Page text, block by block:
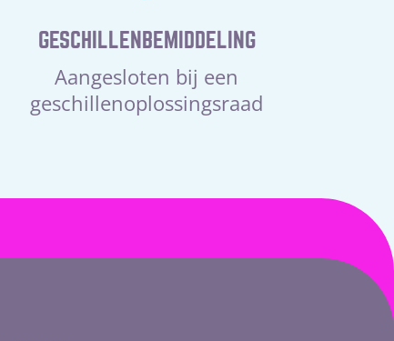
GESCHILLENBEMIDDELING
Aangesloten bij een
geschillenoplossingsraad